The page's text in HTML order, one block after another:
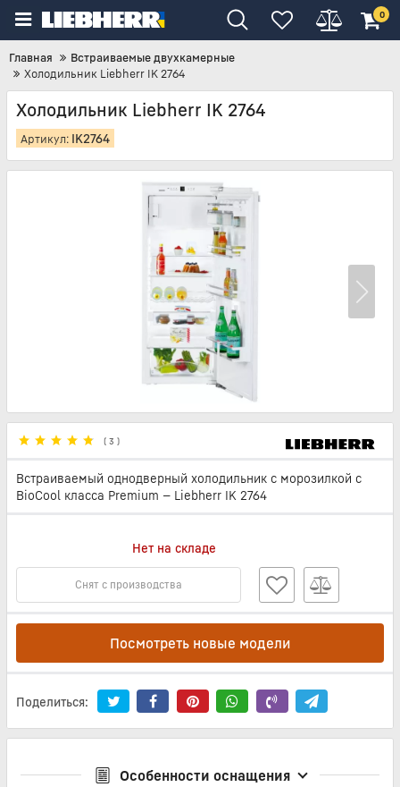
0
Главная
Встраиваемые двухкамерные
Холодильник Liebherr IK 2764
Холодильник Liebherr IK 2764
Артикул: IK2764
( 3 )
Встраиваемый однодверный холодильник с морозилкой с
BioCool класса Premium — Liebherr IK 2764
Нет на складе
Снят с производства
Посмотреть новые модели
Поделиться:
Особенности оснащения